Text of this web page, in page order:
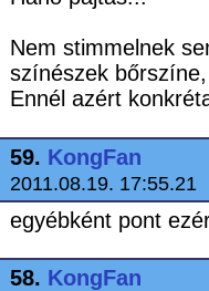
Nem stimmelnek
színészek
Ennél azért
59. KongFan
2011.08.19. 17:55.21
egyébként pont
58. KongFan